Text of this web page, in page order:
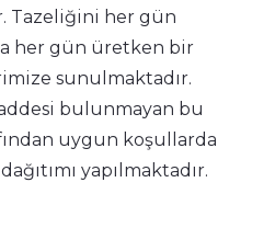
Tazeliğini her gün
her gün üretken bir
sunulmaktadır.
bulunmayan bu
uygun koşullarda
yapılmaktadır.